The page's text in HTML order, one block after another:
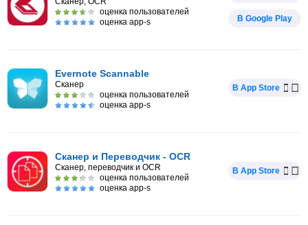
оценка пользователей
оценка app-s
В Google Play
Evernote Scannable
Сканер
оценка пользователей
оценка app-s
В App Store
Сканер и Перевoдчик - OCR
Сканер, переводчик и OCR
оценка пользователей
оценка app-s
В App Store